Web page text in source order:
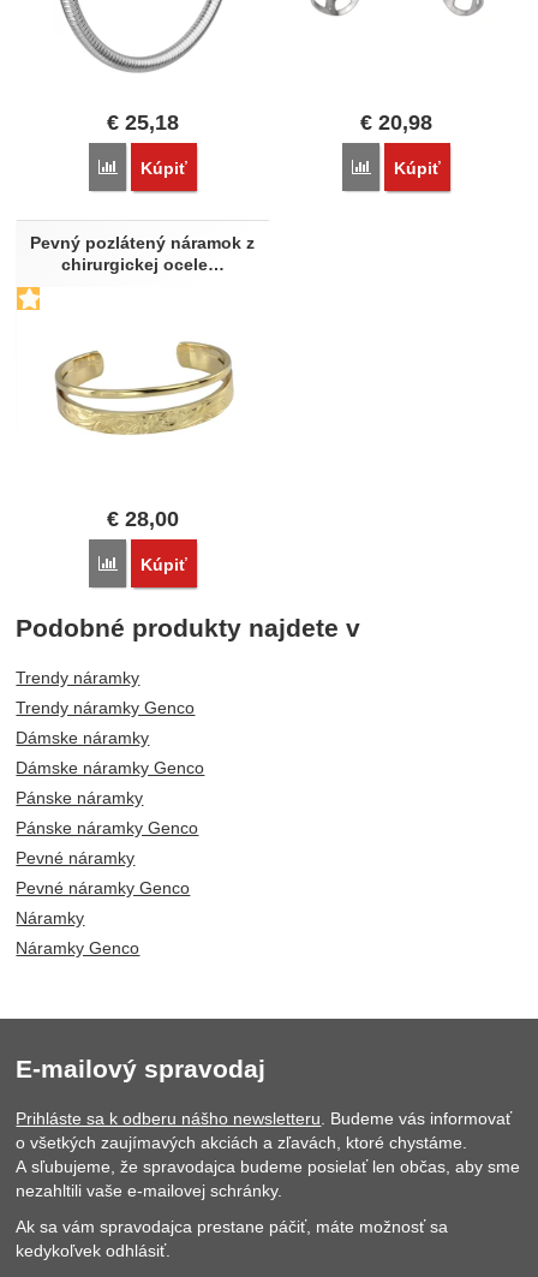
€ 25,18
Porovnať
Kúpiť
€20,98
Porovnať
Kúpiť
Pevný pozlátený náramok z
chirurgickej ocele…
€ 28,00
Porovnať
Kúpiť
Podobné produkty najdete v
Trendy náramky
Trendy náramky Genco
Dámske náramky
Dámske náramky Genco
Pánske náramky
Pánske náramky Genco
Pevné náramky
Pevné náramky Genco
Náramky
Náramky Genco
E-mailový spravodaj
Prihláste sa k odberu nášho newsletteru . Budeme vás informovať
o všetkých zaujímavých akciách a zľavách, ktoré chystáme.
A sľubujeme, že spravodajca budeme posielať len občas, aby sme
nezahltili vaše e-mailovej schránky.
Ak sa vám spravodajca prestane páčiť, máte možnosť sa
kedykoľvek odhlásiť.